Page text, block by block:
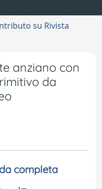
su Rivista
anziano con
da
completa